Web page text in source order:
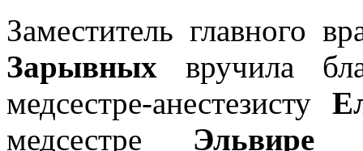
Заместитель главного
Зарывных вручила
медсестре-анестезисту
медсестре Эльвире